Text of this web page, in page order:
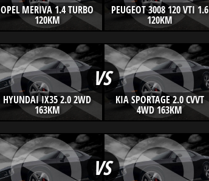
OPEL MERIVA 1.4 TURBO
120KM
PEUGEOT 3008 120 VTI 1.6
120KM
HYUNDAI IX35 2.0 2WD
163KM
KIA SPORTAGE 2.0 CVVT
4WD 163KM
VS
VS